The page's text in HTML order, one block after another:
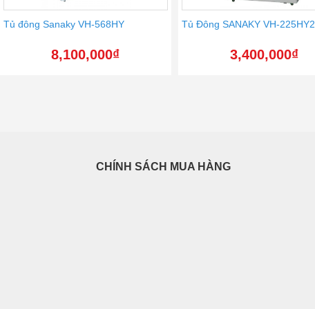
Tủ đông Sanaky VH-568HY
8,100,000₫
Tủ Đông SANAKY VH-225HY2
3,400,000₫
CHÍNH SÁCH MUA HÀNG